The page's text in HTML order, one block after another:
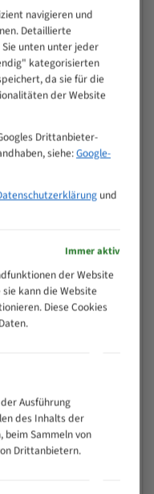
4/5
4/6
4/5
4/5
navigieren und
Detaillierte
unten unter jeder
kategorisierten
da sie für die
der Website
Drittanbieter-
siehe:Google-
und
Immer aktiv
der Website
kann die Website
Diese Cookies
Ausführung
des Inhalts der
beim Sammeln von
Drittanbietern.